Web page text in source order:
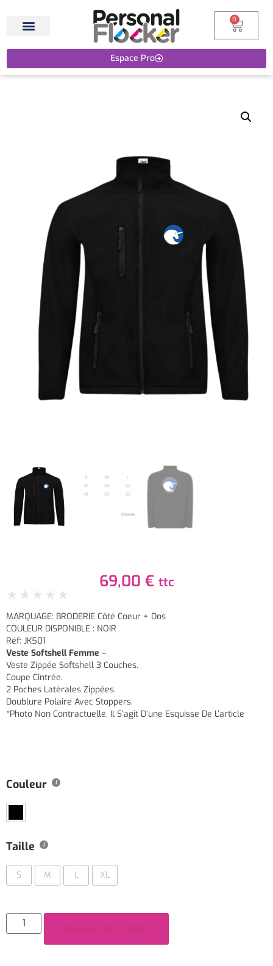
Espace Pro
0
69,00 € ttc
★ ★ ★ ★ ★
MARQUAGE: BRODERIE Côté Coeur + Dos
COULEUR DISPONIBLE : NOIR
Réf: JK501
Veste Softshell Femme –
Veste Zippée Softshell 3 Couches.
Coupe Cintrée.
2 Poches Latérales Zippées.
Doublure Polaire Avec Stoppers.
*Photo Non Contractuelle, Il S’agit D’une Esquisse De L’article
Couleur
Taille
S M L XL
Ajouter Au Panier